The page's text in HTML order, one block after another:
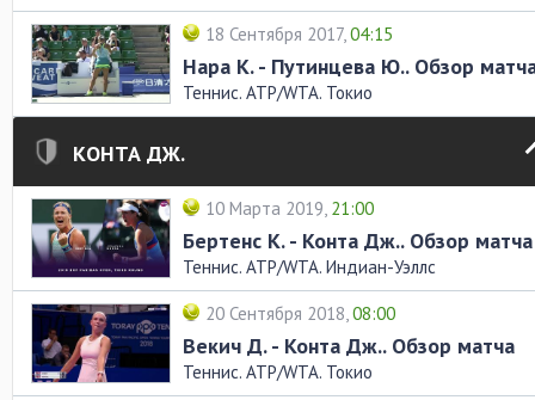
18 Сентября 2017,04:15
Нара К. - Путинцева Ю.. Обзор
Теннис. ATP/WTA. Токио
КОНТА ДЖ.
10 Марта 2019, 21:00
Бертенс К. - Конта Дж.. Обзор матча
Теннис. ATP/WTA. Индиан-Уэллс
20 Сентября 2018,08:00
Векич Д. - Конта Дж.. Обзор матча
Теннис. ATP/WTA. Токио